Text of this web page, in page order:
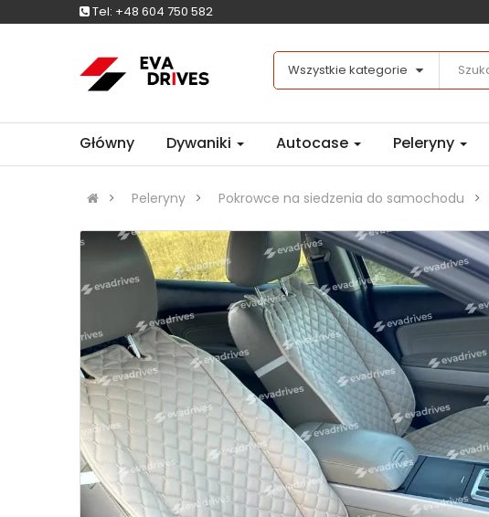
Tel: +48 604 750 582
Wszystkie kategorie
Główny Dywaniki Autocase Peleryny
Peleryny Pokrowce na siedzenia do samochodu